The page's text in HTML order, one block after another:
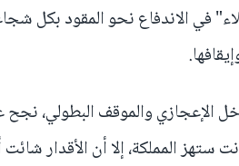
في الاندفاع نحو المقود بكل
الإعجازي والموقف البطولي،
ستهز المملكة، إلا أن الأقدار